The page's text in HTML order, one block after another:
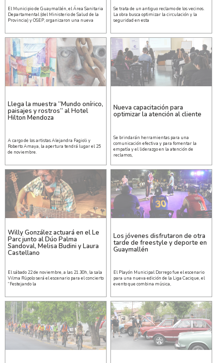
El Municipio de Guaymallén, el Área Sanitaria
Departamental (del Ministerio de Salud de la
Provincia) y OSEP, organizaron una nueva
Se trata de un antiguo reclamo de los vecinos.
La obra busca optimizar la circulación y la
seguridad en esta
Llega la muestra “Mundo onírico,
paisajes y rostros” al Hotel
Hilton Mendoza
A cargo de los artistas Alejandra Fagioli y
Roberto Amaya, la apertura tendrá lugar el 25
de noviembre.
Nueva capacitación para
optimizar la atención al cliente
Se brindarán herramientas para una
comunicación efectiva y para fomentar la
empatía y el liderazgo en la atención de
reclamos,
Willy González actuará en el Le
Parc junto al Dúo Palma
Sandoval, Melisa Budini y Laura
Castellano
El sábado 22 de noviembre, a las 21.30h, la sala
Vilma Rúpolo será el escenario para el concierto
“Festejando la
Los jóvenes disfrutaron de otra
tarde de freestyle y deporte en
Guaymallén
El Playón Municipal Dorrego fue el escenario
para una nueva edición de la Liga Cacique, el
evento que combina música,